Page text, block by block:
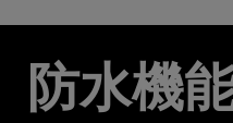
防水機